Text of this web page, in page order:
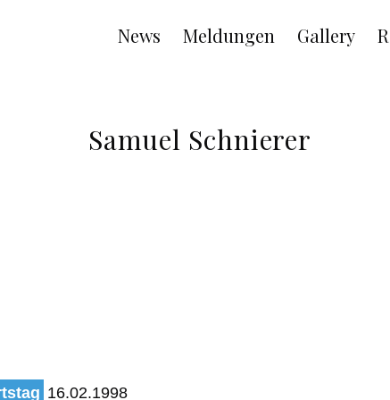
Main
navigation
News Meldungen Gallery
Samuel Schnierer
16.02.1998